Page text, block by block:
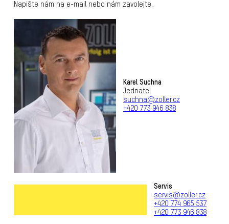
Napište nám na e-mail nebo nám zavolejte.
Karel Suchna
Jednatel
suchna@zoller.cz
+420 773 946 838
Servis
servis@zoller.cz
+420 774 965 537
+420 773 946 838